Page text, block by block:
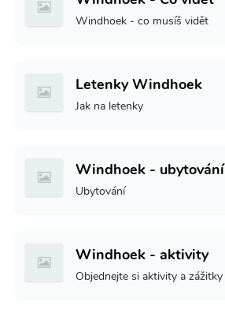
Windhoek - co musíš vidět
Letenky Windhoek
Jak na letenky
Windhoek - ubytování
Ubytování
Windhoek - aktivity
Objednejte si aktivity a zážitky